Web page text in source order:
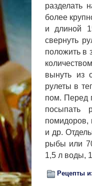
разделать
более
и длиной
свернуть
положить в
вынуть из
рулеты в
пом. Перед
посыпать
помидоров,
и др.
рыбы или
1,5 л воды,
Рецепты